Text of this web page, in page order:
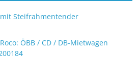
Steifrahmentender
ÖBB / CD / DB-Mietwagen